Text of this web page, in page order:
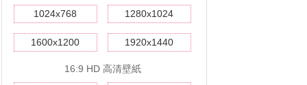
1024x768 1280x1024
1600x1200 1920x1440
16:9 HD 高清壁紙